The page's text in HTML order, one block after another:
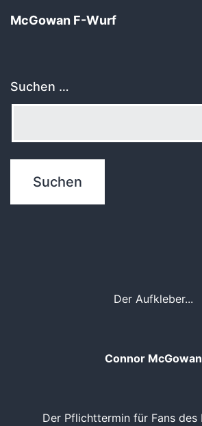
McGowan F-Wurf
Suchen …
Der Aufkleber...
Connor McGowan
Der Pflichttermin für Fans des